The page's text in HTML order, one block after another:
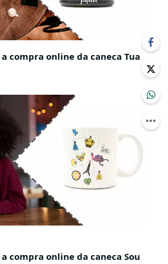
compra online da caneca Tua
compra online da caneca Sou